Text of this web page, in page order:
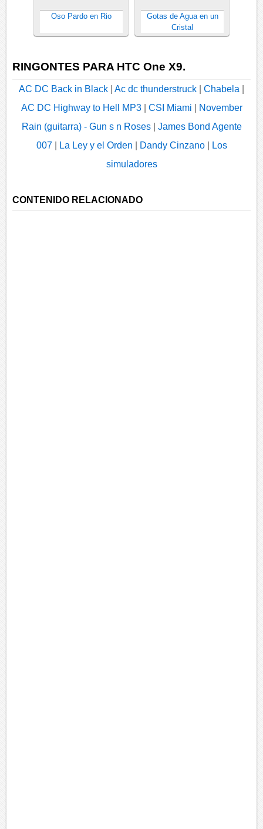
Oso Pardo en Rio
Gotas de Agua en un
Cristal
RINGONTES PARA HTC One X9.
AC DC Back in Black Ac dc thunderstruck Chabela
AC DC Highway to Hell MP3| CSI Miami
November
Rain (guitarra) - Gun s n Roses| James Bond Agente
007| La Ley y el Orden Dandy Cinzano|
Los
simuladores
CONTENIDO RELACIONADO